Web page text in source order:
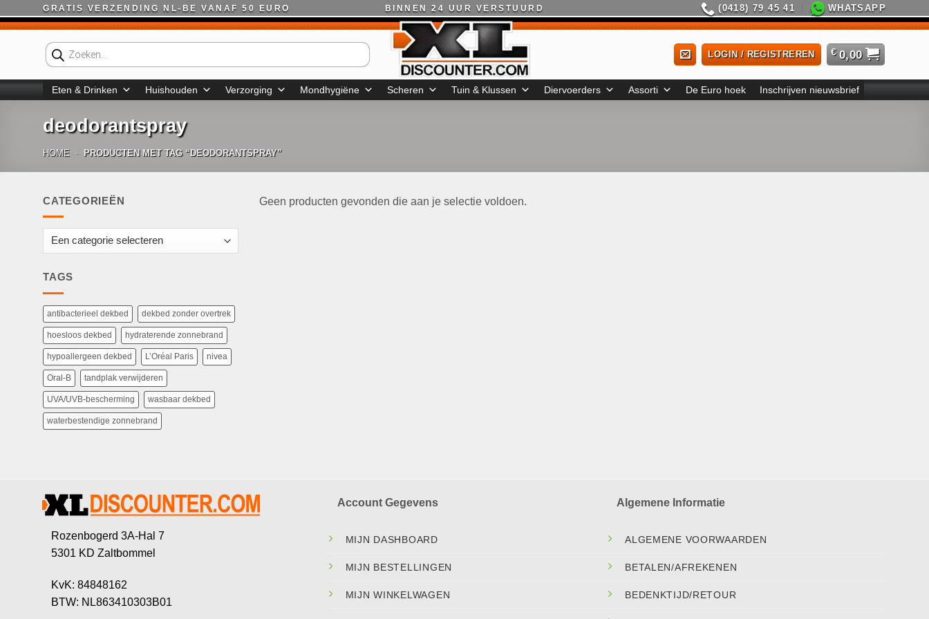
naar
GRATIS VERZENDING NL-BE VANAF 50 EURO BINNEN 24 UUR VERSTUURD (0418) 79 45 41 WHATSAPP
Producten
zoeken
LOGIN / REGISTREREN € 0,00
Eten & Drinken Huishouden Verzorging Mondhygiëne Scheren Tuin & Klussen Diervoerders Assorti De Euro hoek Inschrijven nieuwsbrief
deodorantspray
HOME - PRODUCTEN MET TAG “DEODORANTSPRAY”
CATEGORIEËN
TAGS
antibacterieel dekbed dekbed zonder overtrek
hoesloos dekbed hydraterende zonnebrand
hypoallergeen dekbed L’Oréal Paris nivea
Oral-B tandplak verwijderen
UVA/UVB-bescherming wasbaar dekbed
waterbestendige zonnebrand
Geen producten gevonden die aan je selectie voldoen.
Rozenbogerd 3A-Hal 7
5301 KD Zaltbommel
KvK: 84848162
BTW: NL863410303B01
Account Gegevens
MIJN DASHBOARD
MIJN BESTELLINGEN
MIJN WINKELWAGEN
Algemene Informatie
ALGEMENE VOORWAARDEN
BETALEN/AFREKENEN
BEDENKTIJD/RETOUR